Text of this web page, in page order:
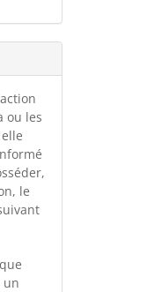
ou les
le
un